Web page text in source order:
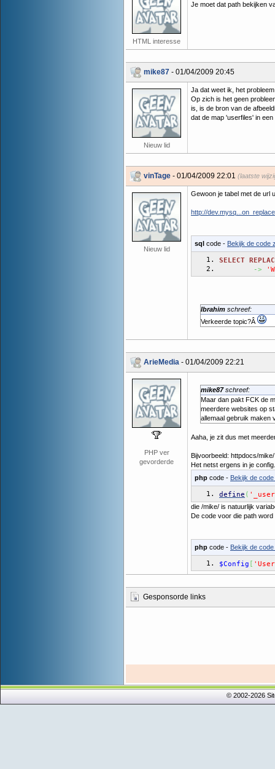
HTML interesse
Je moet dat path bekijken
mike87 - 01/04/2009 20:45
Nieuw lid
Ja dat weet ik, het
Op zich is het geen
is, is de bron van de
dat de map 'userfiles' in
vinTage - 01/04/2009 22:01 (laatste
Nieuw lid
Gewoon je tabel met de url
http://dev.mysq...on_replace
sql code - Bekijk de code
SELECT
->
Ibrahim schreef:
Verkeerde topic?Â
ArieMedia - 01/04/2009 22:21
PHP ver
gevorderde
mike87schreef:
Maar dan pakt FCK de
meerdere websites op
allemaal gebruik maken
Aaha, je zit dus met
Bijvoorbeeld: httpdocs/mike/
Het netst ergens in je config.
php code - Bekijk de
define (
die /mike/ is natuurlijk
De code voor die path word
php code - Bekijk de
$Config [
Gesponsorde links
© 2002-2026